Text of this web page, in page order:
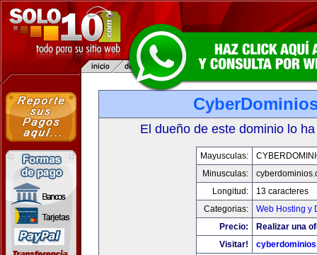
El dueño de este dominio lo
Mayusculas:
Minusculas:
Longitud:
13 caracteres
Categorias:
Web Hosting y
Precio:
Realizar una
Visitar!